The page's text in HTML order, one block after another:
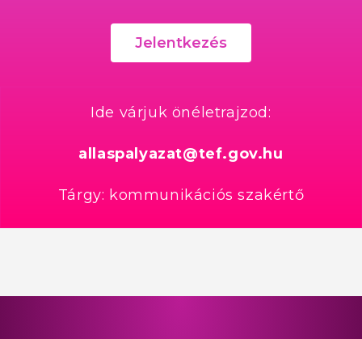
Jelentkezés
Ide várjuk önéletrajzod:
allaspalyazat@tef.gov.hu
Tárgy: kommunikációs szakértő